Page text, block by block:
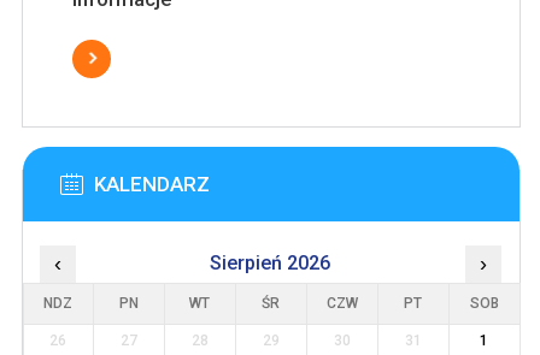
KALENDARZ
‹ Sierpień 2026 ›
NDZ PN WT ŚR CZW PT SOB
26 27 28 29 30 31
1